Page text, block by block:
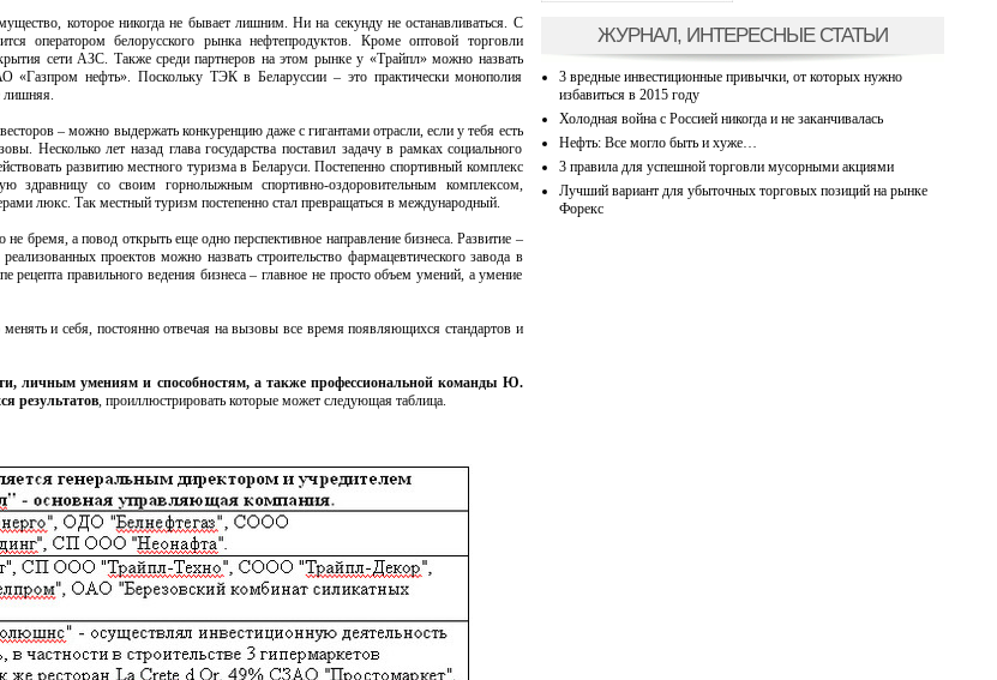
которое никогда не бывает лишним. Ни на секунду не останавливаться. С
оператором белорусского рынка нефтепродуктов. Кроме оптовой торговли
сети АЗС. Также среди партнеров на этом рынке у «Трайпл» можно назвать
нефть». Поскольку ТЭК в Беларуссии – это практически монополия
лишняя.
– можно выдержать конкуренцию даже с гигантами отрасли, если у тебя есть
Несколько лет назад глава государства поставил задачу в рамках социального
развитию местного туризма в Беларуси. Постепенно спортивный комплекс
здравницу со своим горнолыжным спортивно-оздоровительным комплексом,
люкс. Так местный туризм постепенно стал превращаться в международный.
не бремя, а повод открыть еще одно перспективное направление бизнеса. Развитие –
проектов можно назвать строительство фармацевтического завода в
правильного ведения бизнеса – главное не просто объем умений, а умение
и себя, постоянно отвечая на вызовы все время появляющихся стандартов и
личным умениям и способностям, а также профессиональной команды Ю.
результатов, проиллюстрировать которые может следующая таблица.
ЖУРНАЛ, ИНТЕРЕСНЫЕ СТАТЬИ
3 вредные инвестиционные привычки, от которых нужно
избавиться в 2015 году
Холодная война с Россией никогда и не заканчивалась
Нефть: Все могло быть и хуже…
3 правила для успешной торговли мусорными акциями
Лучший вариант для убыточных торговых позиций на рынке
Форекс